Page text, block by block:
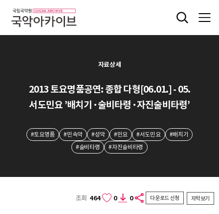
자료상세
2013 토요명품공연: 종합 다형[06.01.] - 05.
서도민요 ’배치기·술비타령·자진술비타령’
#토요명품 #민속악 #성악 #민요 #서도민요
#배치기
#술비타령
#자진술비타령
조회 464 0 0 다운로드 신청 자막보기